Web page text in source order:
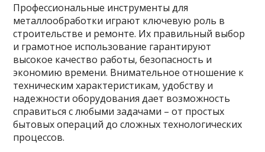
Профессиональные инструменты для
металлообработки играют ключевую роль в
строительстве и ремонте. Их правильный выбор
и грамотное использование гарантируют
высокое качество работы, безопасность и
экономию времени. Внимательное отношение к
техническим характеристикам, удобству и
надежности оборудования дает возможность
справиться с любыми задачами – от простых
бытовых операций до сложных технологических
процессов.